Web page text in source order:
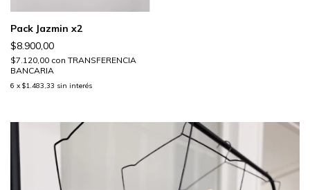
Pack Jazmin x2
$8.900,00
$7.120,00 con TRANSFERENCIA
BANCARIA
6 x $1.483,33 sin interés